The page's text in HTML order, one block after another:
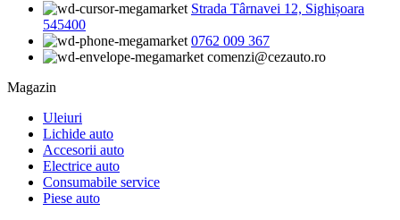
Strada Târnavei 12, Sighișoara
545400
0762 009 367
comenzi@cezauto.ro
Magazin
Uleiuri
Lichide auto
Accesorii auto
Electrice auto
Consumabile service
Piese auto